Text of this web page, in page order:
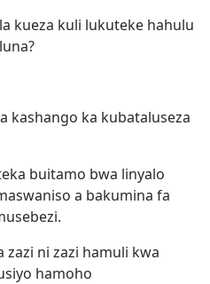
kueza kuli lukuteke hahulu
kashango ka kubataluseza
buitamo bwa linyalo
a bakumina fa
ni zazi hamuli kwa
hamoho